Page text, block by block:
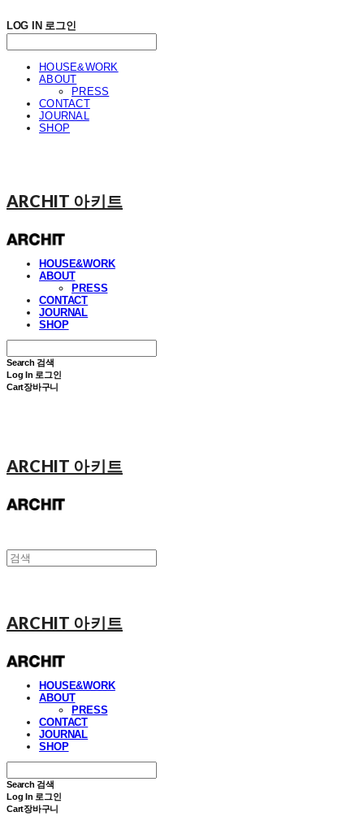
LOG IN 로그인
HOUSE&WORK
ABOUT
PRESS
CONTACT
JOURNAL
SHOP
ARCHIT 아키트
HOUSE&WORK
ABOUT
PRESS
CONTACT
JOURNAL
SHOP
Search 검색
Log In 로그인
Cart장바구니
ARCHIT 아키트
ARCHIT 아키트
HOUSE&WORK
ABOUT
PRESS
CONTACT
JOURNAL
SHOP
Search 검색
Log In 로그인
Cart장바구니